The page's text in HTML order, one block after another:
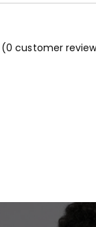
(0 customer